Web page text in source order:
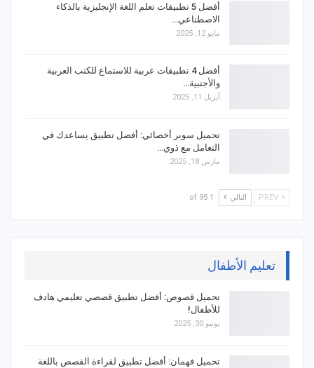
أفضل 5 تطبيقات تعلم اللغة الإنجليزية بالذكاء
الاصطناعي…
مايو 12, 2025
أفضل 4 تطبيقات عربية للاستماع للكتب العربية
والأجنبية…
أبريل 11, 2025
تحميل سوبر أخصائي: أفضل تطبيق يساعدك في
التعامل مع ذوي…
مارس 18, 2025
التالي 1 of 95
تعليم الأطفال
تحميل قصوص: أفضل تطبيق قصصي تعليمي هادف
للأطفال!
يونيو 30, 2025
تحميل فهمان: أفضل تطبيق لقراءة القصص باللغة